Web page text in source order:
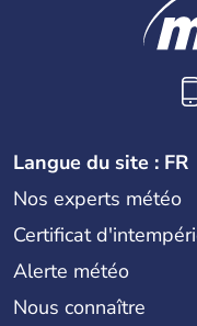
Langue du site : FR
Nos experts météo
Certificat
Alerte météo
Nous connaître